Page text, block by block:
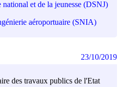
et de la jeunesse (DSNJ)
aéroportuaire (SNIA)
des travaux publics de l'Etat
23/10/2019